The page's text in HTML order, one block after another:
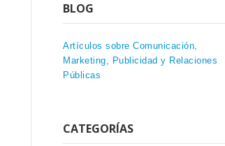
BLOG
Artículos sobre Comunicación,
Marketing, Publicidad y Relaciones
Públicas
CATEGORÍAS